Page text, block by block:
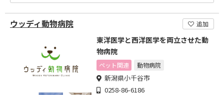
ウッディ動物病院 追加
東洋医学と西洋医学を両立させた動
物病院
ペット関連 動物病院
新潟県小千谷市
0258-86-6186